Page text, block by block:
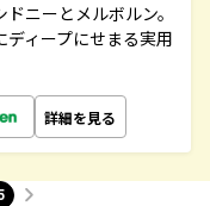
ニーとメルボルン。
ィープにせまる実用
詳細を見る